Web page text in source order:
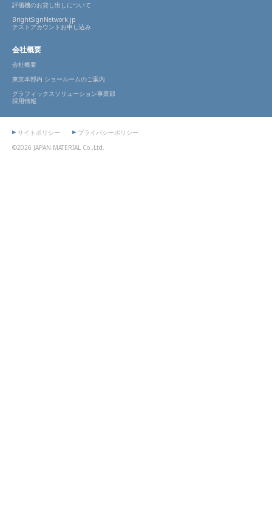
評価機のお貸し出しについて
BrightSignNetwork.jp
テストアカウントお申し込み
会社概要
会社概要
東京本部内 ショールームのご案内
グラフィックスソリューション事業部
採用情報
©2026 JAPAN MATERIAL Co.,Ltd.
サイトポリシー プライバシーポリシー